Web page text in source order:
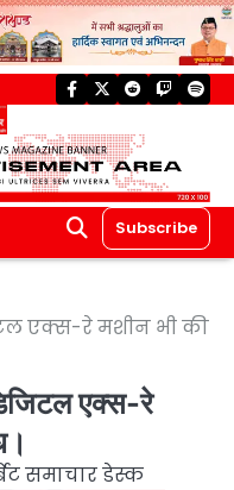
facebook
twitterreddittwitch
Subscribe
एक्स-रे मशीन भी की
एक्स-रे
समाचार डेस्क